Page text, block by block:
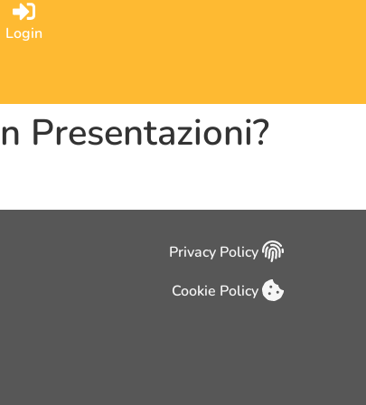
Login
Presentazioni?
Privacy Policy
Cookie Policy